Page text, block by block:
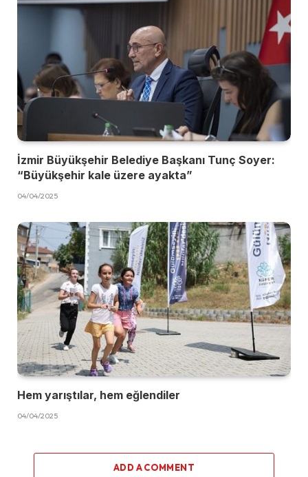
İzmir Büyükşehir Belediye Başkanı Tunç Soyer:
“Büyükşehir kale üzere ayakta”
04/04/2025
Hem yarıştılar, hem eğlendiler
04/04/2025
ADD A COMMENT